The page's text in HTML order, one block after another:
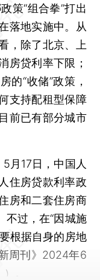
策“组合拳”打出
落地实施中。从
，除了北京、上
房贷利率下限；
的“收储”政策，
支持配租型保障
前已有部分城市
月17日，中国人
住房贷款利率政
房和二套住房商
不过，在“因城施
根据自身的房地
周刊》2024年6
）。